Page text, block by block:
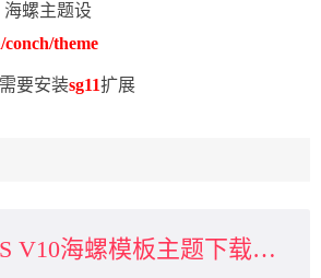
海螺主题设
theme
需要安装sg11扩展
螺模板主题下载（已经测试可以运营）下载